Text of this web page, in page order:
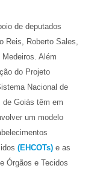
de deputados
Reis, Roberto Sales,
Além
do Projeto
Nacional de
Goiás têm em
um modelo
(EHCOTs)e as
Órgãos e Tecidos